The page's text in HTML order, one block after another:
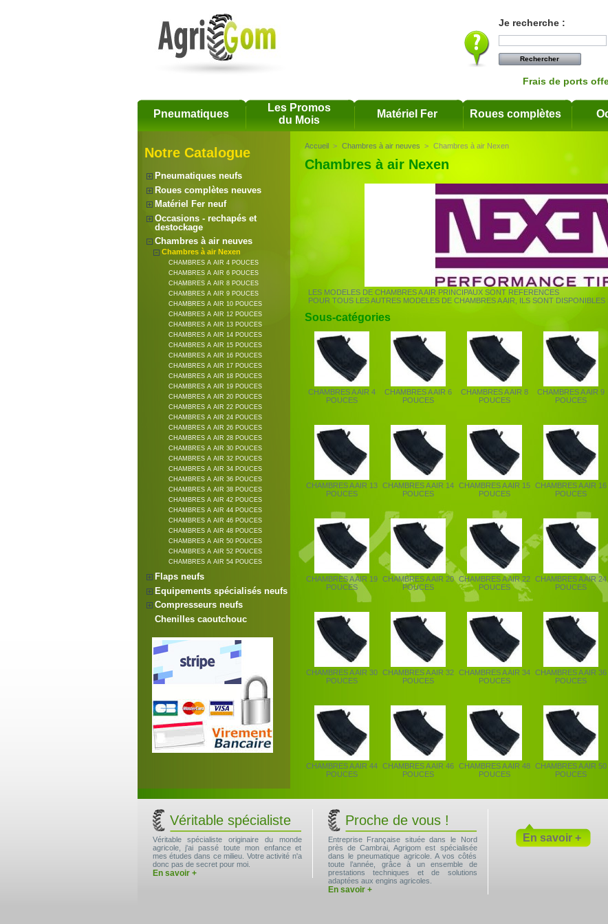
Je recherche :
Frais de ports
Pneumatiques
Les Promos
du Mois
Matériel Fer Roues complètes
Notre Catalogue
Pneumatiques neufs
Roues complètes neuves
Matériel Fer neuf
Occasions - rechapés et
destockage
Chambres à air neuves
Chambres à air Nexen
CHAMBRES A AIR 4 POUCES
CHAMBRES A AIR 6 POUCES
CHAMBRES A AIR 8 POUCES
CHAMBRES A AIR 9 POUCES
CHAMBRES A AIR 10 POUCES
CHAMBRES A AIR 12 POUCES
CHAMBRES A AIR 13 POUCES
CHAMBRES A AIR 14 POUCES
CHAMBRES A AIR 15 POUCES
CHAMBRES A AIR 16 POUCES
CHAMBRES A AIR 17 POUCES
CHAMBRES A AIR 18 POUCES
CHAMBRES A AIR 19 POUCES
CHAMBRES A AIR 20 POUCES
CHAMBRES A AIR 22 POUCES
CHAMBRES A AIR 24 POUCES
CHAMBRES A AIR 26 POUCES
CHAMBRES A AIR 28 POUCES
CHAMBRES A AIR 30 POUCES
CHAMBRES A AIR 32 POUCES
CHAMBRES A AIR 34 POUCES
CHAMBRES A AIR 36 POUCES
CHAMBRES A AIR 38 POUCES
CHAMBRES A AIR 42 POUCES
CHAMBRES A AIR 44 POUCES
CHAMBRES A AIR 46 POUCES
CHAMBRES A AIR 48 POUCES
CHAMBRES A AIR 50 POUCES
CHAMBRES A AIR 52 POUCES
CHAMBRES A AIR 54 POUCES
Flaps neufs
Equipements spécialisés neufs
Compresseurs neufs
Chenilles caoutchouc
Accueil > Chambres à air neuves > Chambres à air Nexen
Chambres à air Nexen
LES MODELES DE CHAMBRES A AIR PRINCIPAUX SONT REFERENCES
POUR TOUS LES AUTRES MODELES DE CHAMBRES A AIR, ILS SONT
Sous-catégories
CHAMBRES A AIR 4
POUCES
CHAMBRES A AIR 6
POUCES
CHAMBRES A AIR 8
POUCES
CHAMBRES A AIR 9
POUCES
CHAMBRES A AIR 13
POUCES
CHAMBRES A AIR 14
POUCES
CHAMBRES A AIR 15
POUCES
CHAMBRES A AIR 16
POUCES
CHAMBRES A AIR 19
POUCES
CHAMBRES A AIR 20
POUCES
CHAMBRES A AIR 22
POUCES
CHAMBRES A AIR 24
POUCES
CHAMBRES A AIR 30
POUCES
CHAMBRES A AIR 32
POUCES
CHAMBRES A AIR 34
POUCES
CHAMBRES A AIR 36
POUCES
CHAMBRES A AIR 44
POUCES
CHAMBRES A AIR 46
POUCES
CHAMBRES A AIR 48
POUCES
CHAMBRES A AIR 50
POUCES
Véritable spécialiste
Véritable spécialiste originaire du monde
agricole, j'ai passé toute mon enfance et
mes études dans ce milieu. Votre activité n'a
donc pas de secret pour moi.
En savoir +
Proche de vous !
Entreprise Française située dans le Nord
près de Cambrai, Agrigom est spécialisée
dans le pneumatique agricole. A vos côtés
toute l’année, grâce à un ensemble de
prestations techniques et de solutions
adaptées aux engins agricoles.
En savoir +
En savoir +